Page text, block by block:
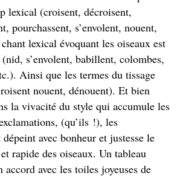
lexical (croisent, décroisent,
pourchassent, s’envolent, nouent,
lexical évoquant les oiseaux est
s’envolent, babillent, colombes,
Ainsi que les termes du tissage
nouent, dénouent). Et bien
la vivacité du style qui accumule les
(qu’ils !), les
avec bonheur et justesse le
rapide des oiseaux. Un tableau
avec les toiles joyeuses de